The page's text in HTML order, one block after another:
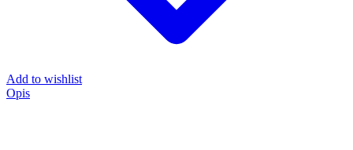
Add to wishlist
Opis